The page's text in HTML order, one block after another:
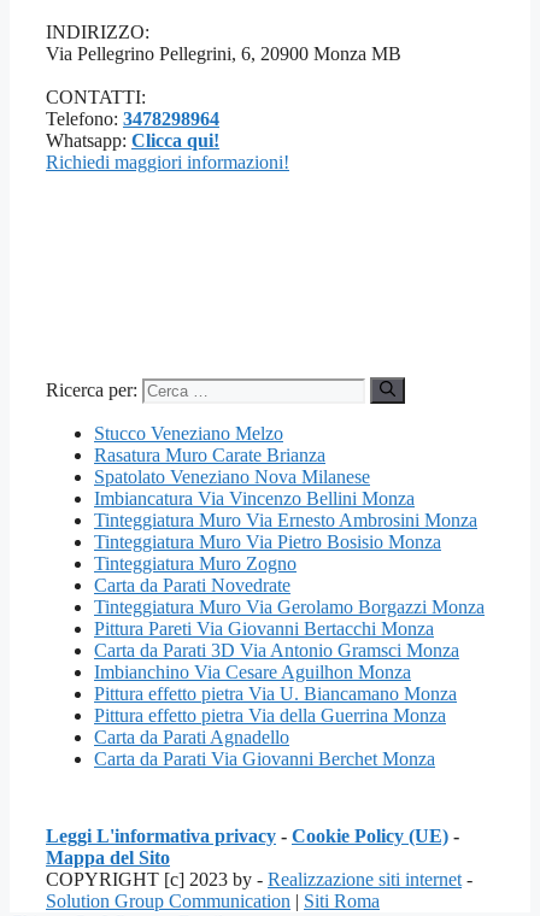
INDIRIZZO:
Via Pellegrino Pellegrini, 6, 20900 Monza MB
CONTATTI:
Telefono: 3478298964
Whatsapp: Clicca qui!
Richiedi maggiori informazioni!
Ricerca per:
Stucco Veneziano Melzo
Rasatura Muro Carate Brianza
Spatolato Veneziano Nova Milanese
Imbiancatura Via Vincenzo Bellini Monza
Tinteggiatura Muro Via Ernesto Ambrosini Monza
Tinteggiatura Muro Via Pietro Bosisio Monza
Tinteggiatura Muro Zogno
Carta da Parati Novedrate
Tinteggiatura Muro Via Gerolamo Borgazzi Monza
Pittura Pareti Via Giovanni Bertacchi Monza
Carta da Parati 3D Via Antonio Gramsci Monza
Imbianchino Via Cesare Aguilhon Monza
Pittura effetto pietra Via U. Biancamano Monza
Pittura effetto pietra Via della Guerrina Monza
Carta da Parati Agnadello
Carta da Parati Via Giovanni Berchet Monza
Leggi L'informativa privacy - Cookie Policy (UE) -
Mappa del Sito
COPYRIGHT [c] 2023 by - Realizzazione siti internet -
Solution Group Communication | Siti Roma